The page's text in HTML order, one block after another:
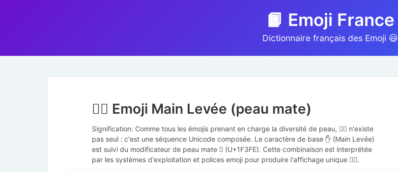
📙 Emoji France
Dictionnaire français des Emoji 😃
✋🏾 Emoji Main Levée (peau mate)
Signification: Comme tous les émojis prenant en charge la diversité de peau, ✋🏾 n'existe
pas seul : c'est une séquence Unicode composée. Le caractère de base ✋ (Main Levée)
est suivi du modificateur de peau mate 🏾 (U+1F3FE). Cette combinaison est interprétée
par les systèmes d'exploitation et polices emoji pour produire l'affichage unique ✋🏾.